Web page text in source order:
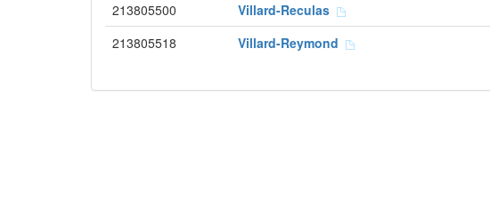
213805500 Villard-Reculas
213805518 Villard-Reymond